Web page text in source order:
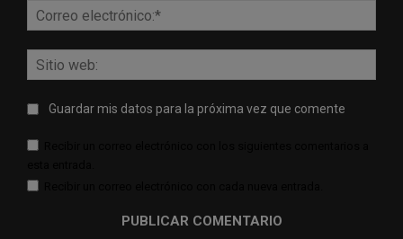
web:
Guardar mis datos para la próxima vez que comente